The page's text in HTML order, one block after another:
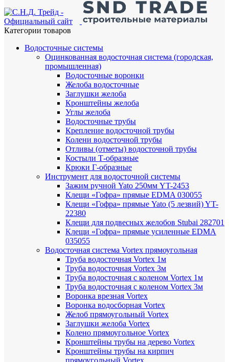
Категории товаров
Водосточные системы
Оцинкованная водосточная система (городская,
промышленная)
Водосточные воронки
Желоба водосточные
Заглушки желоба
Кронштейны желоба
Углы желоба
Водосточные трубы
Крепление водосточной трубы
Колени водосточной трубы
Отливы (отметы) водосточной трубы
Костыли Т-образные
Крюки Г-образные
Инструмент для водосточной системы
Зажим ручной Yato 250мм YT-2453
Клещи «Гофра» прямые EDMA 030055
Клещи «Гофра» прямые Yato (5 лезвий) YT-
22380
Клещи для подвесных желобов Stubai 282701
Клещи «Гофра» прямые усиленные EDMA
035055
Водосточная система Vortex прямоугольная
Труба водосточная Vortex 1м
Труба водосточная Vortex 3м
Труба водосточная с коленом Vortex 1м
Труба водосточная с коленом Vortex 3м
Воронка врезная Vortex
Воронка водосборная Vortex
Желоб прямоугольный Vortex
Заглушки желоба Vortex
Колено прямоугольное Vortex
Кронштейны трубы на дерево Vortex
Кронштейны трубы на кирпич